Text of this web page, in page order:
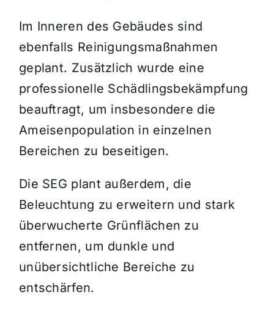
Im Inneren des Gebäudes sind
ebenfalls Reinigungsmaßnahmen
geplant. Zusätzlich wurde eine
professionelle Schädlingsbekämpfung
beauftragt, um insbesondere die
Ameisenpopulation in einzelnen
Bereichen zu beseitigen.
Die SEG plant außerdem, die
Beleuchtung zu erweitern und stark
überwucherte Grünflächen zu
entfernen, um dunkle und
unübersichtliche Bereiche zu
entschärfen.